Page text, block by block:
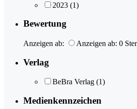
2023 (1)
Bewertung
Anzeigen ab: Anzeigen ab: 0
Verlag
BeBra Verlag (1)
Medienkennzeichen